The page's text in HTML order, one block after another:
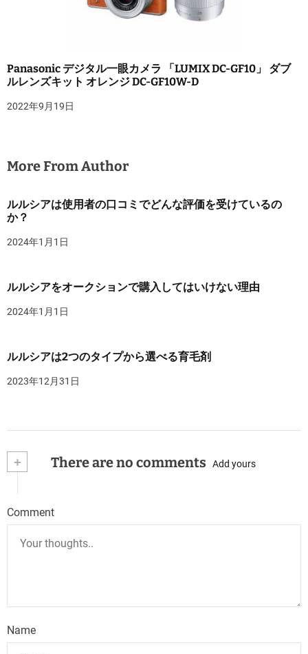
Panasonic デジタル一眼カメラ 「LUMIX DC-GF10」 ダブ
ルレンズキット オレンジ DC-GF10W-D
2022年9月19日
More From Author
ルルシアは使用者の口コミでどんな評価を受けているの
か？
2024年1月1日
ルルシアをオークションで購入してはいけない理由
2024年1月1日
ルルシアは2つのタイプから選べる育毛剤
2023年12月31日
+ There are no comments Add yours
Comment
Name